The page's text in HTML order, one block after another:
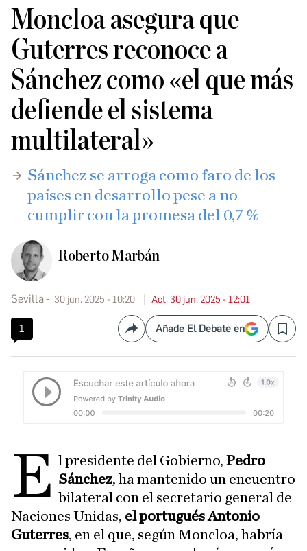
Moncloa asegura que
Guterres reconoce a
Sánchez como «el que más
defiende el sistema
multilateral»
Sánchez se arroga como faro de los
países en desarrollo pese a no
cumplir con la promesa del 0,7 %
Roberto Marbán
Sevilla 30 jun. 2025 - 10:20 Act. 30 jun. 2025 - 12:01
1 CompartirAñade El Debate en Save
E l presidente del Gobierno,Pedro
Sánchez, ha mantenido un encuentro
bilateral con el secretario general de
Naciones Unidas, el portugués Antonio
Guterres, en el que, según Moncloa, habría